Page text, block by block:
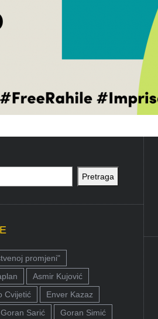
Pretraga
promjeni"
Asmir Kujović
Cvijetić
Enver Kazaz
Goran Sarić
Goran Simić